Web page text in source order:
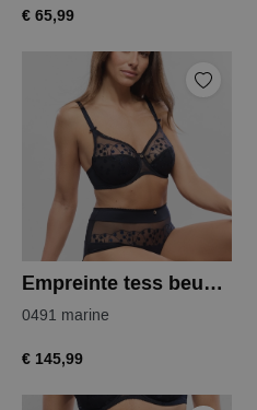
€ 65,99
Empreinte tess beugel bh
0491 marine
€ 145,99